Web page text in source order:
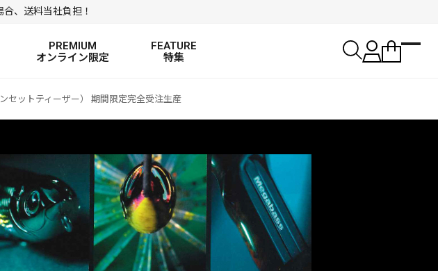
、送料当社負担！
PREMIUM
オンライン限定
FEATURE
特集
セットティーザー） 期間限定完全受注生産